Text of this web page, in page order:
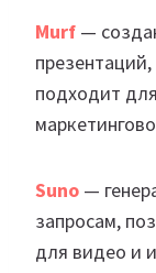
Murf —
подходит
Suno —
запросам,
для видео и